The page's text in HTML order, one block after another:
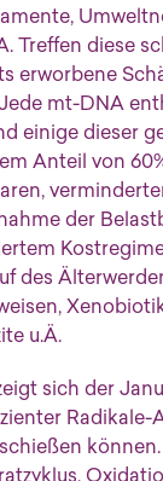
Treffen diese
erworbene
mt-DNA
einige dieser
Anteil von
der
des
u.Ä.
sich der
Radikale-